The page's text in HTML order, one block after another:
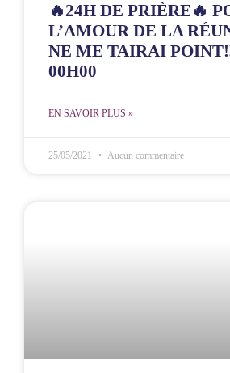
🔥24H DE PRIÈRE🔥
L’AMOUR DE LA
NE ME TAIRAI
00H00
EN SAVOIR PLUS »
25/05/2021 Aucun commentaire